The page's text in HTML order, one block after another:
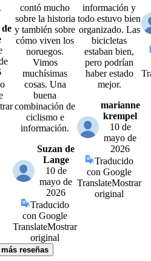
contó mucho
sobre la historia
y también sobre
cómo viven los
noruegos.
Vimos
muchísimas
cosas. Una
buena
combinación de
ciclismo e
información.
Suzan de
Lange
10 de
mayo de
2026
Traducido
con Google
TranslateMostrar
original
información y
todo estuvo bien
organizado. Las
bicicletas
estaban bien,
pero podrían
haber estado
mejor.
marianne
krempel
10 de
mayo de
2026
Traducido
con Google
TranslateMostrar
original
reseñas